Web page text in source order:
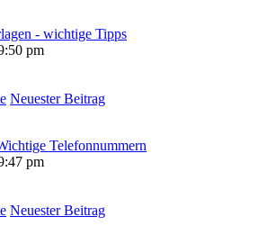
- wichtige Tipps
pm
Neuester Beitrag
Telefonnummern
pm
Neuester Beitrag